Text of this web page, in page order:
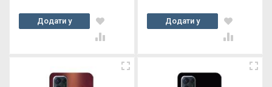
Додати у
кошик
Додати у
кошик